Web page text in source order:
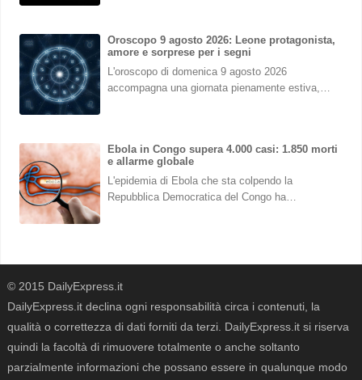
Oroscopo 9 agosto 2026: Leone protagonista,
amore e sorprese per i segni
L'oroscopo di domenica 9 agosto 2026
accompagna una giornata pienamente estiva,…
Ebola in Congo supera 4.000 casi: 1.850 morti
e allarme globale
L'epidemia di Ebola che sta colpendo la
Repubblica Democratica del Congo ha…
© 2015 DailyExpress.it
DailyExpress.it declina ogni responsabilità circa i contenuti, la
qualità o correttezza di dati forniti da terzi. DailyExpress.it si riserva
quindi la facoltà di rimuovere totalmente o anche soltanto
parzialmente informazioni che possano essere in qualunque modo